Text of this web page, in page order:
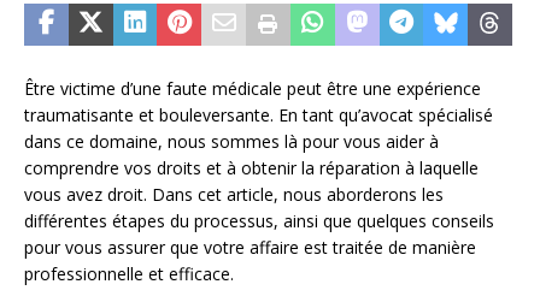
Être victime d’une faute médicale peut être une expérience
traumatisante et bouleversante. En tant qu’avocat spécialisé
dans ce domaine, nous sommes là pour vous aider à
comprendre vos droits et à obtenir la réparation à laquelle
vous avez droit. Dans cet article, nous aborderons les
différentes étapes du processus, ainsi que quelques conseils
pour vous assurer que votre affaire est traitée de manière
professionnelle et efficace.